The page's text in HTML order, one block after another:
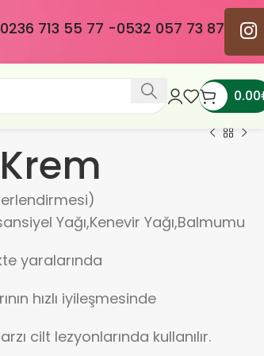
0236 713 55 77 -0532 057 73 87
0.00
Yağı,Kenevir Yağı,Balmumu
yaralarında
hızlı iyileşmesinde
cilt lezyonlarında kullanılır.